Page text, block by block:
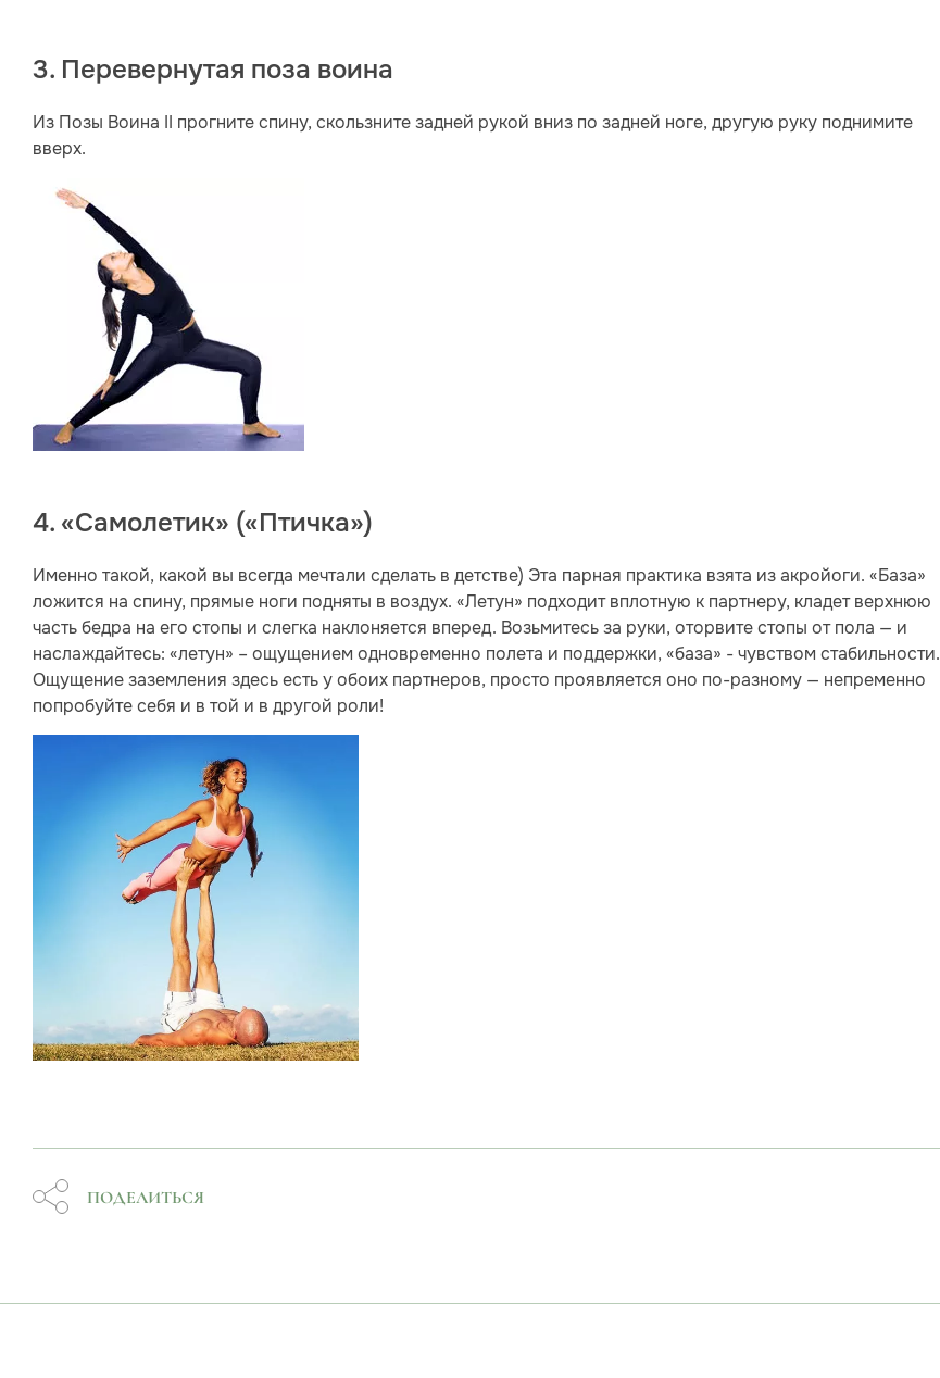
3. Перевернутая поза воина
Из Позы Воина II прогните спину, скользните задней рукой вниз по задней ноге, другую руку поднимите
вверх.
4. «Самолетик» («Птичка»)
Именно такой, какой вы всегда мечтали сделать в детстве) Эта парная практика взята из акройоги. «База»
ложится на спину, прямые ноги подняты в воздух. «Летун» подходит вплотную к партнеру, кладет верхнюю
часть бедра на его стопы и слегка наклоняется вперед. Возьмитесь за руки, оторвите стопы от пола — и
наслаждайтесь: «летун» – ощущением одновременно полета и поддержки, «база» - чувством стабильности.
Ощущение заземления здесь есть у обоих партнеров, просто проявляется оно по-разному — непременно
попробуйте себя и в той и в другой роли!
ПОДЕЛИТЬСЯ